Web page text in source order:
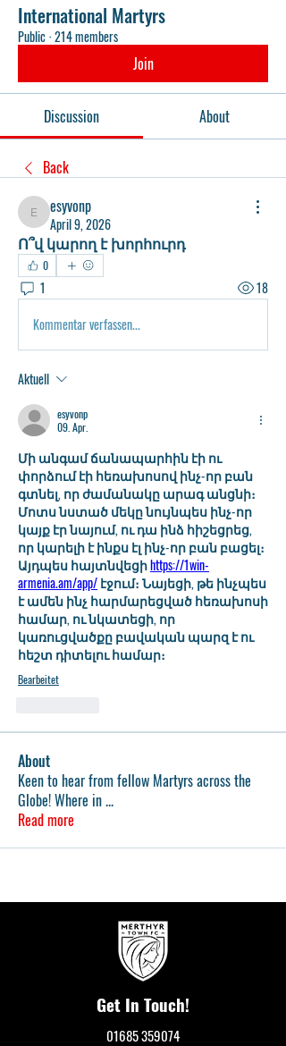
International Martyrs
Public·214 members
Join
Discussion About
Back
esyvonp
esyvonp
April 9, 2026
Ո՞վ կարող է խորհուրդ
0
1
18
Kommentar verfassen...
Aktuell
esyvonp
09. Apr.
Մի անգամ ճանապարհին էի ու
փորձում էի հեռախոսով ինչ-որ բան
գտնել, որ ժամանակը արագ անցնի։
Մոտս նստած մեկը նույնպես ինչ-որ
կայք էր նայում, ու դա ինձ հիշեցրեց,
որ կարելի է ինքս էլ ինչ-որ բան բացել։
Այդպես հայտնվեցի https://1win-
armenia.am/app/ էջում։ Նայեցի, թե ինչպես
է ամեն ինչ հարմարեցված հեռախոսի
համար, ու նկատեցի, որ
կառուցվածքը բավական պարզ է ու
հեշտ դիտելու համար։
Bearbeitet
About
Keen to hear from fellow Martyrs across the
Globe! Where in...
Read more
Get In Touch!
01685 359074